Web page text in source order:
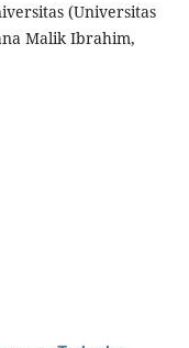
(Universitas
Malik Ibrahim,